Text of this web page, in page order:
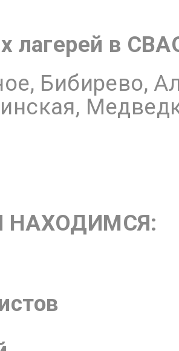
лагерей в
Бибирево,
НАХОДИМСЯ: